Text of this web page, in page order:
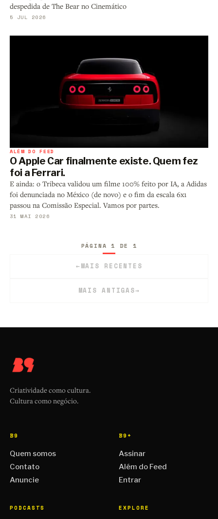
despedida de The Bear no Cinemático
5 JUL 2026
ALÉM DO FEED
O Apple Car finalmente existe. Quem fez
foi a Ferrari.
E ainda: o Tribeca validou um filme 100% feito por IA, a Adidas
foi denunciada no México (de novo) e o fim da escala 6x1
passou na Comissão Especial. Vamos por partes.
31 MAI 2026
←MAIS RECENTES
PÁGINA 1 DE 1
MAIS ANTIGAS→
Criatividade como cultura.
Cultura como negócio.
B9
Quem somos
Contato
Anuncie
B9+
Assinar
Além do Feed
Entrar
PODCASTS EXPLORE